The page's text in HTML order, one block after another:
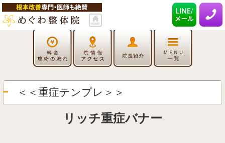
＜＜重症テンプレ＞＞
リッチ重症バナー